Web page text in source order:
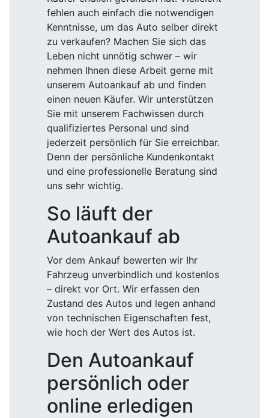
fehlen auch einfach die notwendigen
Kenntnisse, um das Auto selber direkt
zu verkaufen? Machen Sie sich das
Leben nicht unnötig schwer – wir
nehmen Ihnen diese Arbeit gerne mit
unserem Autoankauf ab und finden
einen neuen Käufer. Wir unterstützen
Sie mit unserem Fachwissen durch
qualifiziertes Personal und sind
jederzeit persönlich für Sie erreichbar.
Denn der persönliche Kundenkontakt
und eine professionelle Beratung sind
uns sehr wichtig.
So läuft der
Autoankauf ab
Vor dem Ankauf bewerten wir Ihr
Fahrzeug unverbindlich und kostenlos
– direkt vor Ort. Wir erfassen den
Zustand des Autos und legen anhand
von technischen Eigenschaften fest,
wie hoch der Wert des Autos ist.
Den Autoankauf
persönlich oder
online erledigen